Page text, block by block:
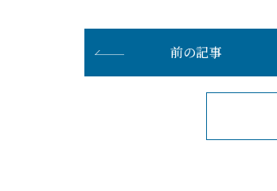
前の記事